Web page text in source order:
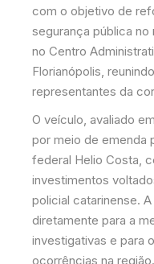
com o objetivo de
segurança pública
no Centro
Florianópolis,
representantes da
O veículo, avaliado
por meio de emenda
federal Helio Costa,
investimentos
policial catarinense.
diretamente para a
investigativas e para
ocorrências na região.